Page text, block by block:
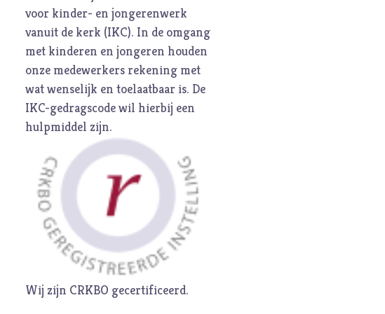
voor kinder- en jongerenwerk
vanuit de kerk (IKC). In de omgang
met kinderen en jongeren houden
onze medewerkers rekening met
wat wenselijk en toelaatbaar is. De
IKC-gedragscodewil hierbij een
hulpmiddel zijn.
Wij zijn CRKBO gecertificeerd.